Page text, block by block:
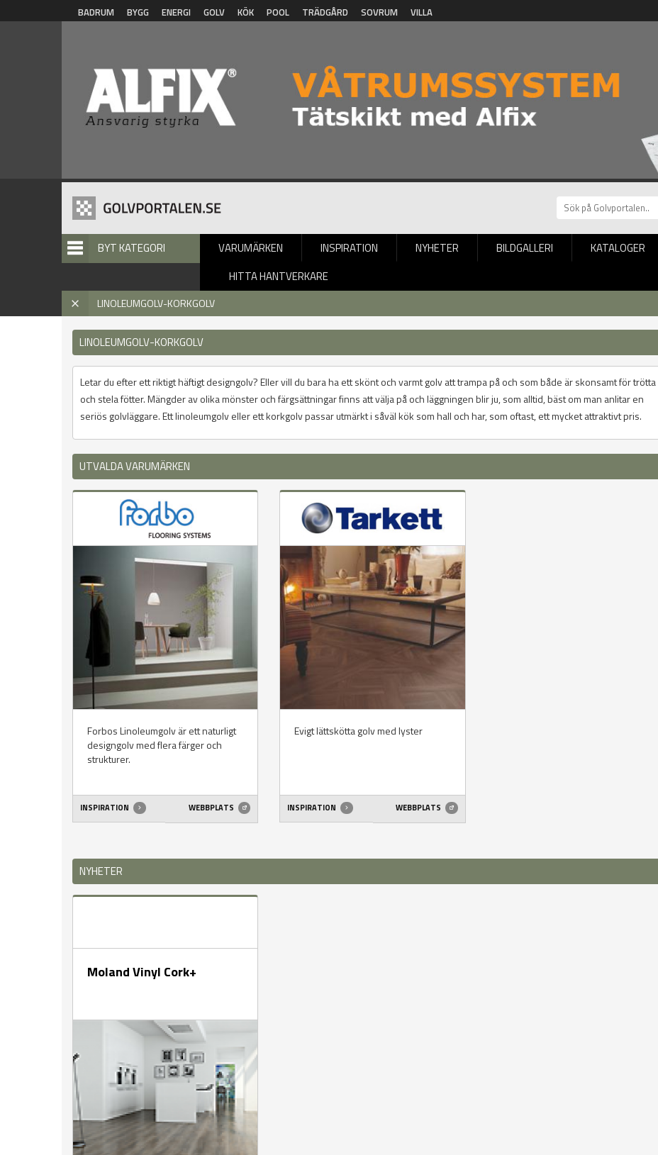
Hoppa till huvudinnehåll
BADRUM BYGG ENERGI GOLV KÖK POOL TRÄDGÅRD SOVRUM VILLA
BYT KATEGORI VARUMÄRKEN INSPIRATION NYHETER BILDGALLERI KATALOGER
HITTA HANTVERKARE
LINOLEUMGOLV-KORKGOLV
Hem » Linoleumgolv-Korkgolv
LINOLEUMGOLV-KORKGOLV
Letar du efter ett riktigt häftigt designgolv? Eller vill du bara ha ett skönt och varmt golv att trampa på och som både är skonsamt för trötta
och stela fötter. Mängder av olika mönster och färgsättningar finns att välja på och läggningen blir ju, som alltid, bäst om man anlitar en
seriös golvläggare. Ett linoleumgolv eller ett korkgolv passar utmärkt i såväl kök som hall och har, som oftast, ett mycket attraktivt pris.
UTVALDA VARUMÄRKEN
Forbos Linoleumgolv är ett naturligt
designgolv med flera färger och
strukturer.
INSPIRATION WEBBPLATS
Evigt lättskötta golv med lyster
INSPIRATION WEBBPLATS
NYHETER
Moland Vinyl Cork+